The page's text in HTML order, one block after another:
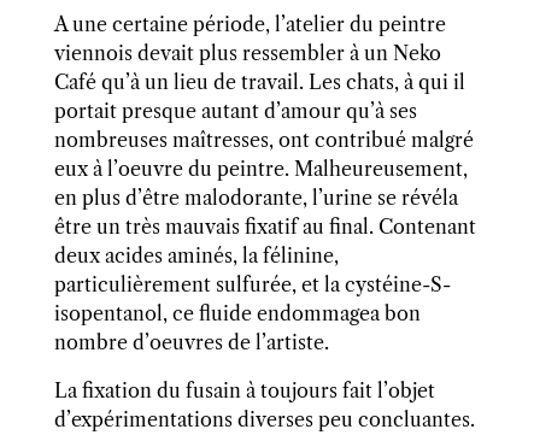
A une certaine période, l’atelier du peintre
viennois devait plus ressembler à un Neko
Café qu’à un lieu de travail. Les chats, à qui il
portait presque autant d’amour qu’à ses
nombreuses maîtresses, ont contribué malgré
eux à l’oeuvre du peintre. Malheureusement,
en plus d’être malodorante, l’urine se révéla
être un très mauvais fixatif au final. Contenant
deux acides aminés, la félinine,
particulièrement sulfurée, et la cystéine-S-
isopentanol, ce fluide endommagea bon
nombre d’oeuvres de l’artiste.
La fixation du fusain à toujours fait l’objet
d’expérimentations diverses peu concluantes.